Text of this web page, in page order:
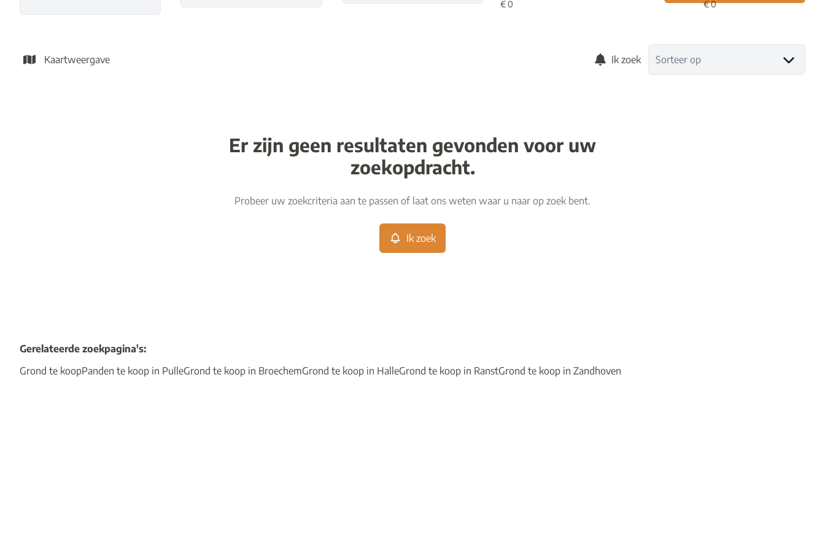
Kaartweergave Ik zoek Sorteer op
Er zijn geen resultaten gevonden voor uw
zoekopdracht.
Probeer uw zoekcriteria aan te passen of laat ons weten waar u naar op zoek bent.
Ik zoek
Gerelateerde zoekpagina's:
Grond te koopPanden te koop in PulleGrond te koop in BroechemGrond te koop in HalleGrond te koop in RanstGrond te koop in Zandhoven